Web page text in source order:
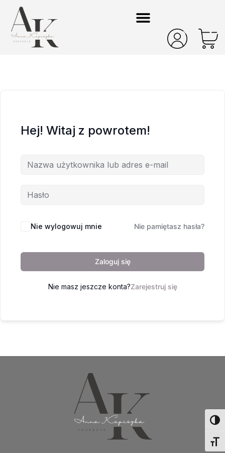
Hej! Witaj z powrotem!
Nie wylogowuj mnie Nie pamiętasz hasła?
Zaloguj się
Nie masz jeszcze konta?Zarejestruj się